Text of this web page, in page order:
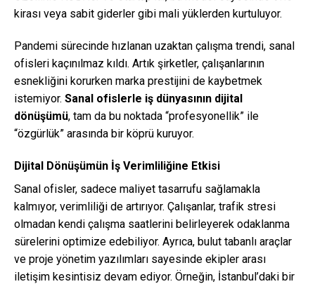
kirası veya sabit giderler gibi mali yüklerden kurtuluyor.
Pandemi sürecinde hızlanan uzaktan çalışma trendi, sanal
ofisleri kaçınılmaz kıldı. Artık şirketler, çalışanlarının
esnekliğini korurken marka prestijini de kaybetmek
istemiyor. Sanal ofislerle iş dünyasının dijital
dönüşümü, tam da bu noktada “profesyonellik” ile
“özgürlük” arasında bir köprü kuruyor.
Dijital Dönüşümün İş Verimliliğine Etkisi
Sanal ofisler, sadece maliyet tasarrufu sağlamakla
kalmıyor, verimliliği de artırıyor. Çalışanlar, trafik stresi
olmadan kendi çalışma saatlerini belirleyerek odaklanma
sürelerini optimize edebiliyor. Ayrıca, bulut tabanlı araçlar
ve proje yönetim yazılımları sayesinde ekipler arası
iletişim kesintisiz devam ediyor. Örneğin, İstanbul’daki bir